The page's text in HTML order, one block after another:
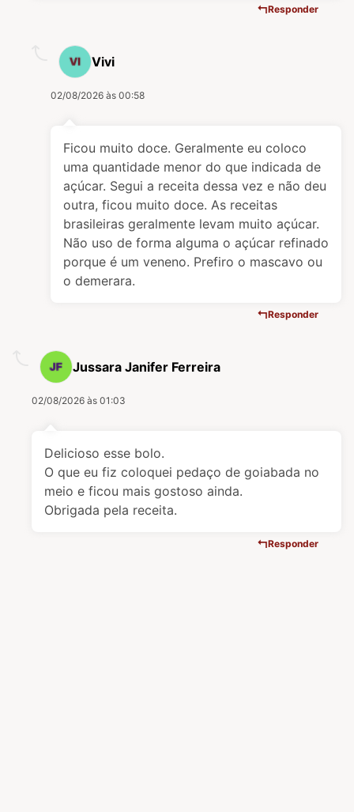
Responder
Vivi
02/08/2026 às 00:58
Ficou muito doce. Geralmente eu coloco
uma quantidade menor do que indicada de
açúcar. Segui a receita dessa vez e não deu
outra, ficou muito doce. As receitas
brasileiras geralmente levam muito açúcar.
Não uso de forma alguma o açúcar refinado
porque é um veneno. Prefiro o mascavo ou
o demerara.
Responder
Jussara Janifer Ferreira
02/08/2026 às 01:03
Delicioso esse bolo.
O que eu fiz coloquei pedaço de goiabada no
meio e ficou mais gostoso ainda.
Obrigada pela receita.
Responder